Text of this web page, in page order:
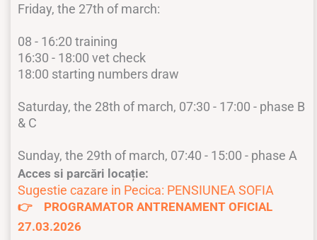
Friday, the 27th of march:
08 - 16:20 training
16:30 - 18:00 vet check
18:00 starting numbers draw
Saturday, the 28th of march, 07:30 - 17:00 - phase B
& C
Sunday, the 29th of march, 07:40 - 15:00 - phase A
Acces si parcări locație:
Sugestie cazare in Pecica: PENSIUNEA SOFIA
👉 PROGRAMATOR ANTRENAMENT OFICIAL
27.03.2026